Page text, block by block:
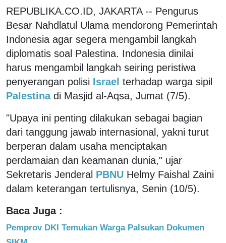
REPUBLIKA.CO.ID, JAKARTA -- Pengurus
Besar Nahdlatul Ulama mendorong Pemerintah
Indonesia agar segera mengambil langkah
diplomatis soal Palestina. Indonesia dinilai
harus mengambil langkah seiring peristiwa
penyerangan polisi Israel terhadap warga sipil
Palestina di Masjid al-Aqsa, Jumat (7/5).
"Upaya ini penting dilakukan sebagai bagian
dari tanggung jawab internasional, yakni turut
berperan dalam usaha menciptakan
perdamaian dan keamanan dunia," ujar
Sekretaris Jenderal PBNU Helmy Faishal Zaini
dalam keterangan tertulisnya, Senin (10/5).
Baca Juga :
Pemprov DKI Temukan Warga Palsukan Dokumen